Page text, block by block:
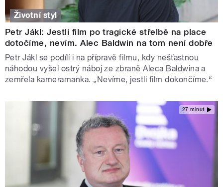
Životní styl
Petr Jákl: Jestli film po tragické střelbě na place
dotočíme, nevím. Alec Baldwin na tom není dobře
Petr Jákl se podílí i na přípravě filmu, kdy nešťastnou
náhodou vyšel ostrý náboj ze zbraně Aleca Baldwina a
zemřela kameramanka. „Nevíme, jestli film dokončíme.“
27 minut